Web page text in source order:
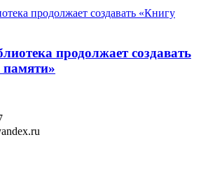
продолжает создавать